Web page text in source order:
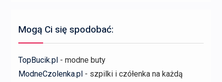
Mogą Ci się spodobać:
TopBucik.pl- modne buty
ModneCzolenka.pl- szpilki i czółenka na każdą